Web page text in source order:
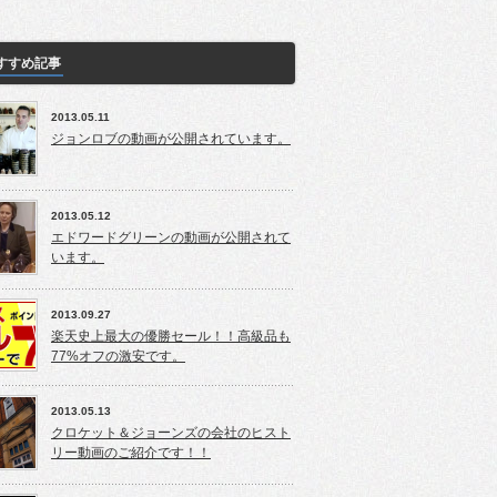
すめ記事
2013.05.11
ジョンロブの動画が公開されています。
2013.05.12
エドワードグリーンの動画が公開されて
います。
2013.09.27
楽天史上最大の優勝セール！！高級品も
77%オフの激安です。
2013.05.13
クロケット＆ジョーンズの会社のヒスト
リー動画のご紹介です！！